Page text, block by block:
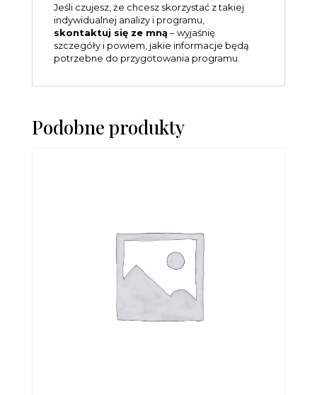
Jeśli czujesz, że chcesz skorzystać z takiej
indywidualnej analizy i programu,
skontaktuj się ze mną– wyjaśnię
szczegóły i powiem, jakie informacje będą
potrzebne do przygotowania programu.
Podobne produkty